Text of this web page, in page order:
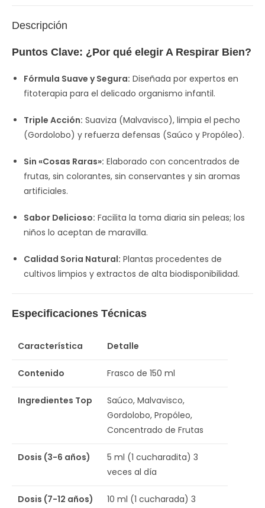
Descripción
Puntos Clave: ¿Por qué elegir A Respirar Bien?
Fórmula Suave y Segura: Diseñada por expertos en
fitoterapia para el delicado organismo infantil.
Triple Acción: Suaviza (Malvavisco), limpia el pecho
(Gordolobo) y refuerza defensas (Saúco y Propóleo).
Sin «Cosas Raras»: Elaborado con concentrados de
frutas, sin colorantes, sin conservantes y sin aromas
artificiales.
Sabor Delicioso: Facilita la toma diaria sin peleas; los
niños lo aceptan de maravilla.
Calidad Soria Natural: Plantas procedentes de
cultivos limpios y extractos de alta biodisponibilidad.
Especificaciones Técnicas
Característica Detalle
Contenido Frasco de 150 ml
Ingredientes Top
Saúco, Malvavisco,
Gordolobo, Propóleo,
Concentrado de Frutas
Dosis (3-6 años)
5 ml (1 cucharadita) 3
veces al día
Dosis (7-12 años) 10 ml (1 cucharada) 3